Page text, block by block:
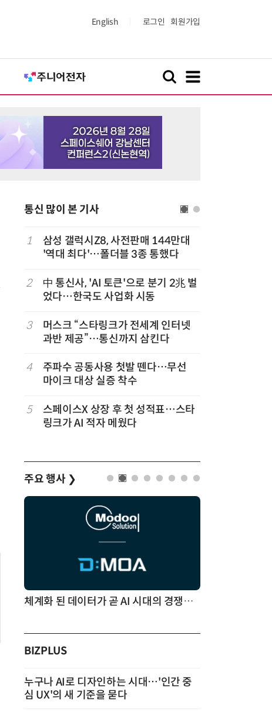
English 로그인 회원가입
통신 많이 본 기사
1
삼성 갤럭시Z8, 사전판매 144만대
'역대 최다'…폴더블 3종 통했다
2
中 통신사, 'AI 토큰'으로 분기 2兆 벌
었다…한국도 사업화 시동
3
머스크 “스타링크가 전세계 인터넷
과반 제공”…통신까지 삼킨다
4
주파수 공동사용 첫발 뗀다…무선
마이크 대상 실증 착수
5
스페이스X 상장 후 첫 성적표…스타
링크가 AI 적자 메웠다
주요 행사 ❯
체계화 된 데이터가 곧 AI 시대의 경쟁력이다
BIZPLUS
누구나 AI로 디자인하는 시대…'인간 중
심 UX'의 새 기준을 묻다